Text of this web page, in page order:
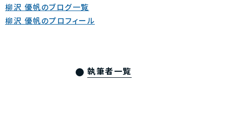
柳沢 優帆のブログ一覧
柳沢 優帆のプロフィール
執筆者一覧